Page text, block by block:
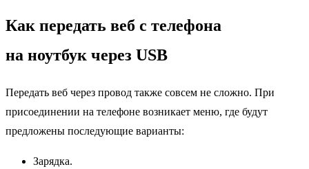
Как передать веб с телефона
на ноутбук через USB
Передать веб через провод также совсем не сложно. При
присоединении на телефоне возникает меню, где будут
предложены последующие варианты:
Зарядка.